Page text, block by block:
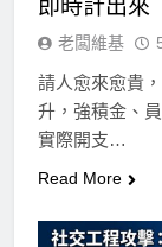
即時計出來
老闆維基
請人愈來愈貴
升，強積金、
實際開支…
Read More